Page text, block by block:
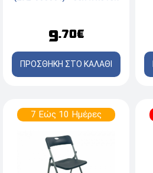
9.70€
ΠΡΟΣΘΗΚΗ ΣΤΟ ΚΑΛΑΘΙ
7 Εώς 10 Ημέρες